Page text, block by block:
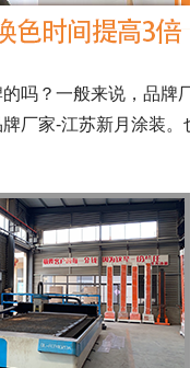
吗？一般来说，品牌
厂家-江苏新月涂装。